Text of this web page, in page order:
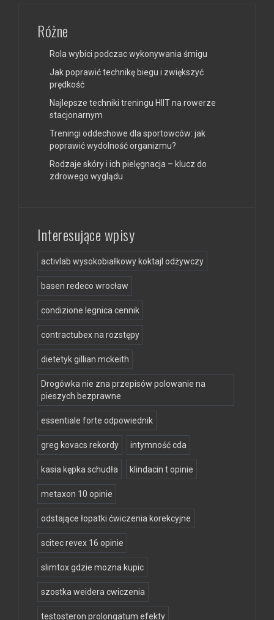
Różne
Rola wybici podczac wykonywania śmigu
Jak poprawić technikę biegu i zwiększyć
prędkość
Najlepsze techniki treningu HIIT na rowerze
stacjonarnym
Treningi oddechowe dla sportowców: jak
poprawić wydolność organizmu?
Rodzaje skóry i ich pielęgnacja – klucz do
zdrowego wyglądu
Interesujące wpisy
activlab wysokobiałkowy koktajl odżywczy
basen redeco wrocław
condizione legnica cennik
contractubex na rozstępy
dietetyk gillian mckeith
Drogówka nie zna przepisów polowanie na
pieszych bezprawne
essentiale forte odpowiednik
greg kovacs rekordy intymność cda
kasia kępka schudła klindacin t opinie
metaxon 10 opinie
odstające łopatki ćwiczenia korekcyjne
scitec revex 16 opinie
slimtox gdzie mozna kupic
szostka weidera cwiczenia
testosteron prolongatum efekty